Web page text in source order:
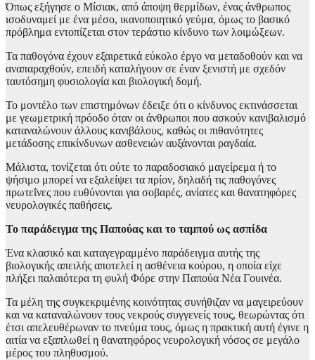
Όπως εξήγησε ο Μίσιακ, από άποψη θερμίδων, ένας άνθρωπος
ισοδυναμεί με ένα μέσο, ικανοποιητικό γεύμα, όμως το βασικό
πρόβλημα εντοπίζεται στον τεράστιο κίνδυνο των λοιμώξεων.
Τα παθογόνα έχουν εξαιρετικά εύκολο έργο να μεταδοθούν και να
αναπαραχθούν, επειδή καταλήγουν σε έναν ξενιστή με σχεδόν
ταυτόσημη φυσιολογία και βιολογική δομή.
Το μοντέλο των επιστημόνων έδειξε ότι ο κίνδυνος εκτινάσσεται
με γεωμετρική πρόοδο όταν οι άνθρωποι που ασκούν κανιβαλισμό
καταναλώνουν άλλους κανιβάλους, καθώς οι πιθανότητες
μετάδοσης επικίνδυνων ασθενειών αυξάνονται ραγδαία.
Μάλιστα, τονίζεται ότι ούτε το παραδοσιακό μαγείρεμα ή το
ψήσιμο μπορεί να εξαλείψει τα πρίον, δηλαδή τις παθογόνες
πρωτεΐνες που ευθύνονται για σοβαρές, ανίατες και θανατηφόρες
νευρολογικές παθήσεις.
Το παράδειγμα της Παπούας και το ταμπού ως ασπίδα
Ένα κλασικό και καταγεγραμμένο παράδειγμα αυτής της
βιολογικής απειλής αποτελεί η ασθένεια κούρου, η οποία είχε
πλήξει παλαιότερα τη φυλή Φόρε στην Παπούα Νέα Γουινέα.
Τα μέλη της συγκεκριμένης κοινότητας συνήθιζαν να μαγειρεύουν
και να καταναλώνουν τους νεκρούς συγγενείς τους, θεωρώντας ότι
έτσι απελευθέρωναν το πνεύμα τους, όμως η πρακτική αυτή έγινε η
αιτία να εξαπλωθεί η θανατηφόρος νευρολογική νόσος σε μεγάλο
μέρος του πληθυσμού.